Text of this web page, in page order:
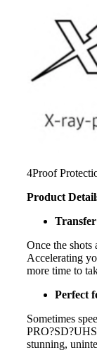
4Proof
Product
Transfer
Once the
Accelerating
more time to
Perfect
Sometimes
stunning,